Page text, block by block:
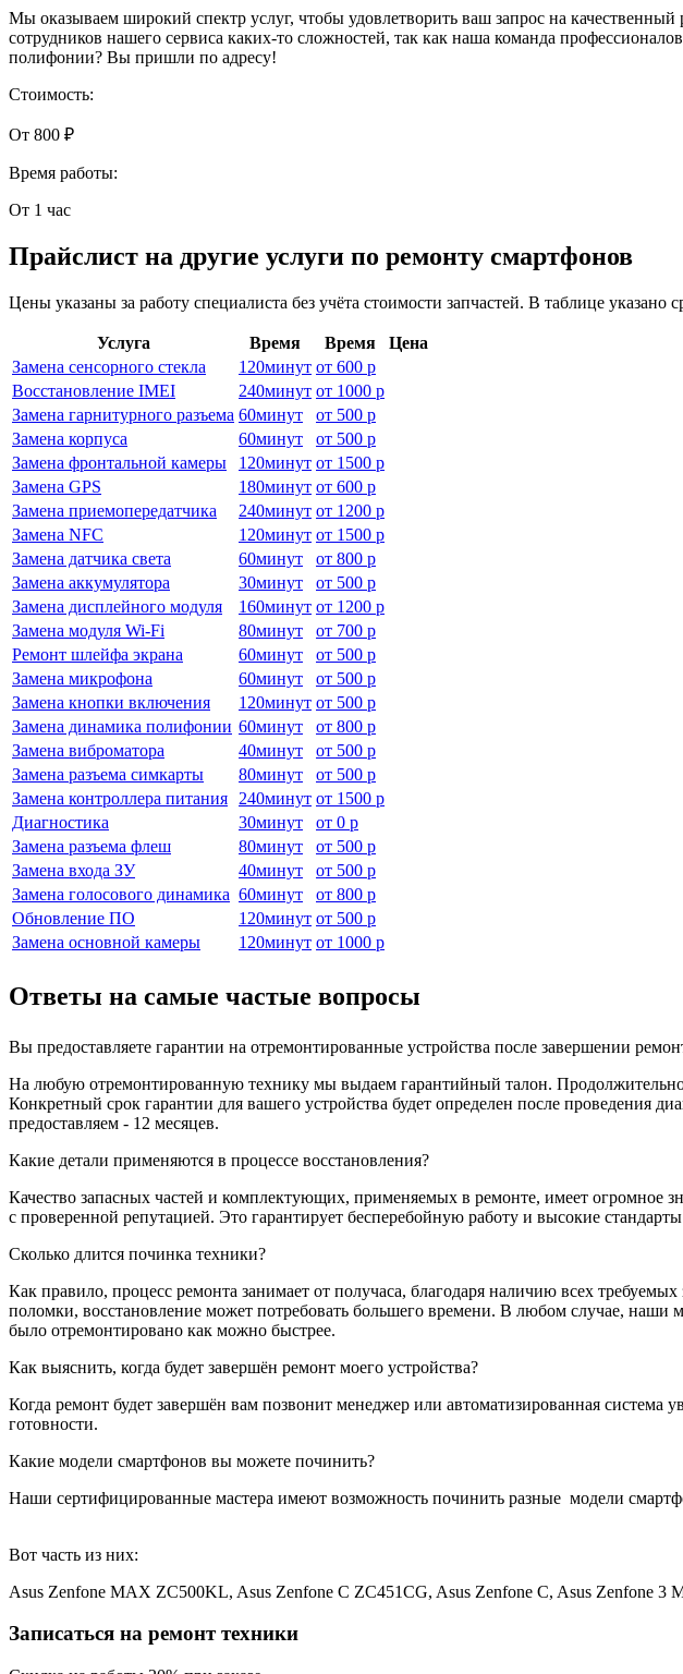
Мы оказываем широкий спектр услуг, чтобы удовлетворить ваш запрос на
сотрудников нашего сервиса каких-то сложностей, так как наша команда
полифонии? Вы пришли по адресу!
Стоимость:
От 800 ₽
Время работы:
От 1 час
Прайслист на другие услуги по ремонту смартфонов
Цены указаны за работу специалиста без учёта стоимости запчастей. В таблице
Услуга Время Время
Цена
Замена сенсорного стекла
120минут от 600 р
Восстановление IMEI
240минут от 1000 р
Замена гарнитурного разъема 60минут от 500 р
Замена корпуса
60минут от 500 р
Замена фронтальной камеры
120минут от 1500 р
Замена GPS
180минут от 600 р
Замена приемопередатчика
240минут от 1200 р
Замена NFC
120минут от 1500 р
Замена датчика света
60минут от 800 р
Замена аккумулятора
30минут от 500 р
Замена дисплейного модуля
160минут от 1200 р
Замена модуля Wi-Fi
80минут от 700 р
Ремонт шлейфа экрана
60минут от 500 р
Замена микрофона
60минут от 500 р
Замена кнопки включения
120минут от 500 р
Замена динамика полифонии 60минут от 800 р
Замена виброматора
40минут от 500 р
Замена разъема симкарты
80минут от 500 р
Замена контроллера питания
240минут от 1500 р
Диагностика
30минут от 0 р
Замена разъема флеш
80минут от 500 р
Замена входа ЗУ
40минут от 500 р
Замена голосового динамика 60минут от 800 р
Обновление ПО
120минут от 500 р
Замена основной камеры
120минут от 1000 р
Ответы на самые частые вопросы
Вы предоставляете гарантии на отремонтированные устройства после завершении
На любую отремонтированную технику мы выдаем гарантийный талон.
Конкретный срок гарантии для вашего устройства будет определен после
предоставляем - 12 месяцев.
Какие детали применяются в процессе восстановления?
Качество запасных частей и комплектующих, применяемых в ремонте, имеет огромное
с проверенной репутацией. Это гарантирует бесперебойную работу и высокие
Сколько длится починка техники?
Как правило, процесс ремонта занимает от получаса, благодаря наличию всех
поломки, восстановление может потребовать большего времени. В любом случае, наши
было отремонтировано как можно быстрее.
Как выяснить, когда будет завершён ремонт моего устройства?
Когда ремонт будет завершён вам позвонит менеджер или автоматизированная
готовности.
Какие модели смартфонов вы можете починить?
Наши сертифицированные мастера имеют возможность починить разные модели
Вот часть из них:
Asus Zenfone MAX ZC500KL, Asus Zenfone C ZC451CG, Asus Zenfone C, Asus Zenfone
Записаться на ремонт техники